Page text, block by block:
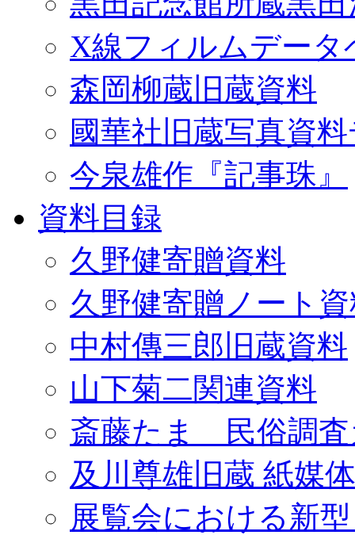
X線フィルムデータ
森岡柳蔵旧蔵資料
國華社旧蔵写真資
今泉雄作『記事珠』
資料目録
久野健寄贈資料
久野健寄贈ノート
中村傳三郎旧蔵資料
山下菊二関連資料
斎藤たま 民俗調査
及川尊雄旧蔵 紙媒
展覧会における新